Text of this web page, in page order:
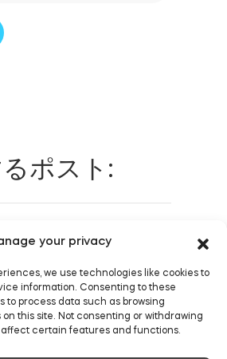
your privacy
we use technologies like cookies to
information. Consenting to these
to process data such as browsing
this site. Not consenting or withdrawing
certain features and functions.
ポスト:
な安心：Tedeeド